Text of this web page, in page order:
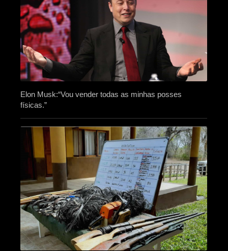
Elon Musk:“Vou vender todas as minhas posses
físicas.”